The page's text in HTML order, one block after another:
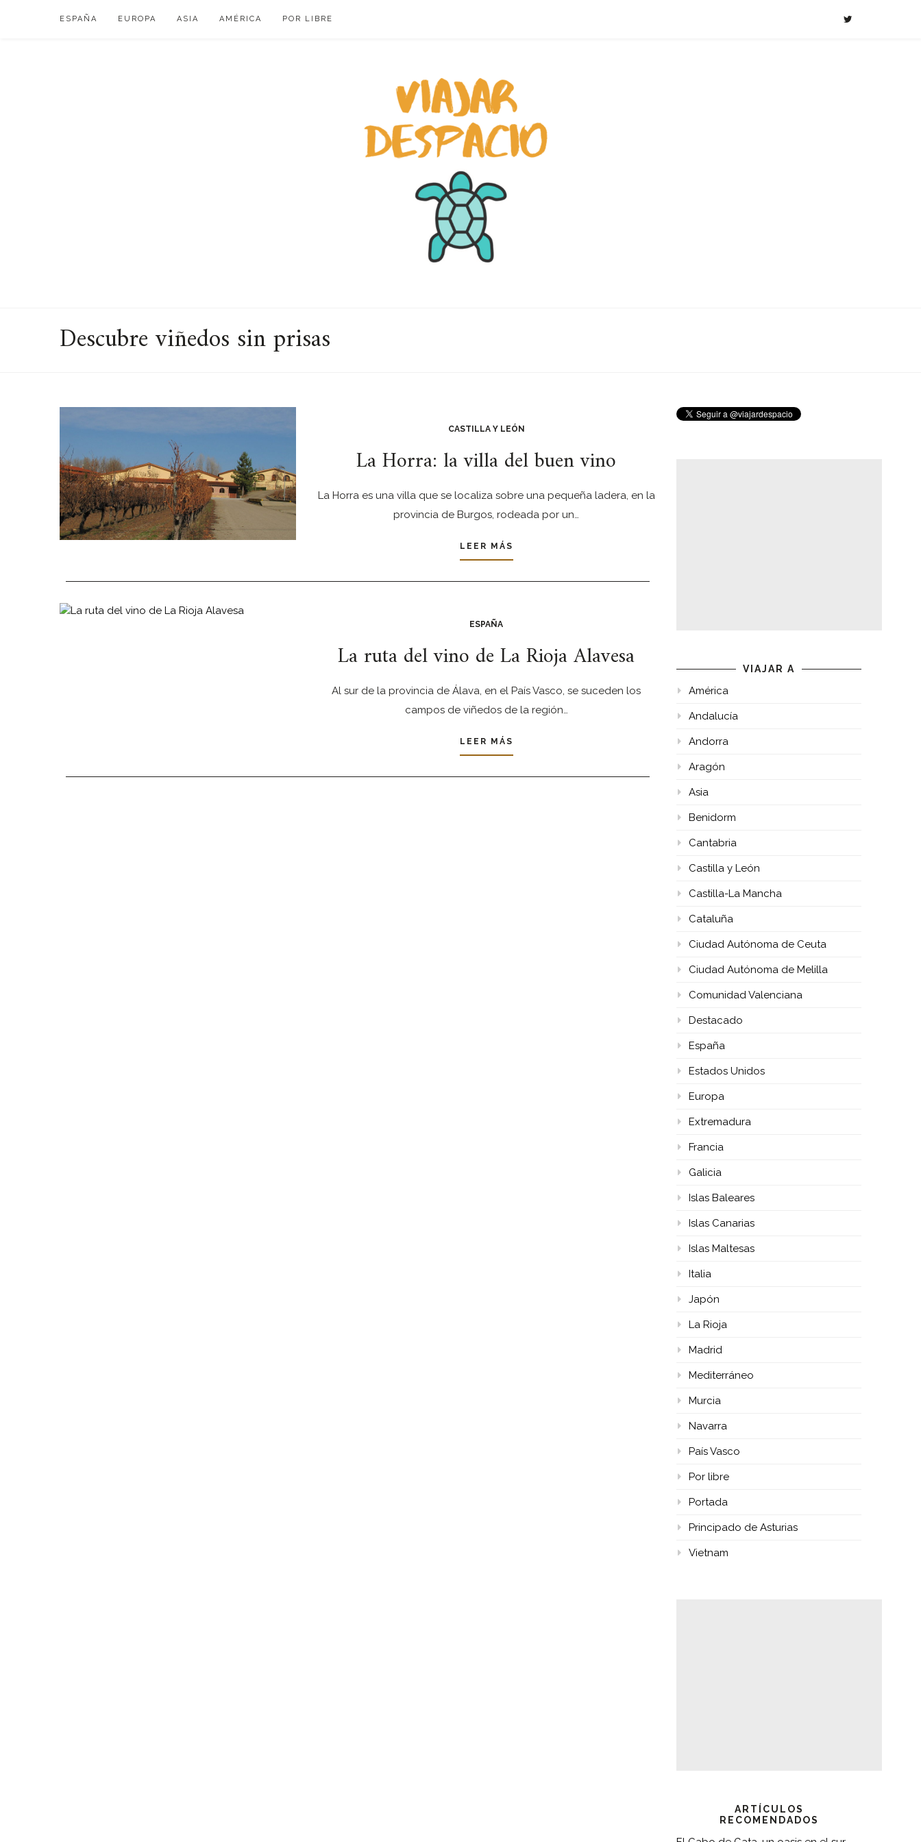
ESPAÑA EUROPA ASIA AMÉRICA POR LIBRE
Descubre viñedos sin prisas
CASTILLA Y LEÓN
La Horra: la villa del buen vino
La Horra es una villa que se localiza sobre una pequeña ladera, en la
provincia de Burgos, rodeada por un…
LEER MÁS
ESPAÑA
La ruta del vino de La Rioja Alavesa
Al sur de la provincia de Álava, en el País Vasco, se suceden los
campos de viñedos de la región…
LEER MÁS
VIAJAR A
América
Andalucía
Andorra
Aragón
Asia
Benidorm
Cantabria
Castilla y León
Castilla-La Mancha
Cataluña
Ciudad Autónoma de Ceuta
Ciudad Autónoma de Melilla
Comunidad Valenciana
Destacado
España
Estados Unidos
Europa
Extremadura
Francia
Galicia
Islas Baleares
Islas Canarias
Islas Maltesas
Italia
Japón
La Rioja
Madrid
Mediterráneo
Murcia
Navarra
País Vasco
Por libre
Portada
Principado de Asturias
Vietnam
ARTÍCULOS
RECOMENDADOS